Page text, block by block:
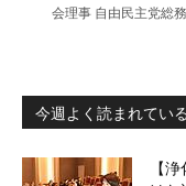
会理事 自由民主党総
今週よく読まれてい
【